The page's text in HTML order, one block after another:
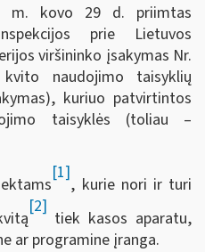
m. kovo 29 d. priimtas
prie Lietuvos
viršininko įsakymas Nr.
naudojimo taisyklių
kuriuo patvirtintos
taisyklės (toliau –
[1]
, kurie nori ir turi
[2]
tiek kasos aparatu,
ar programine įranga.